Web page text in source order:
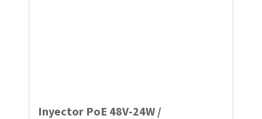
Inyector PoE 48V-24W /